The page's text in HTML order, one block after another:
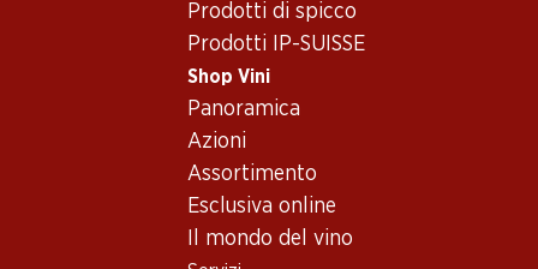
Prodotti di spicco
Prodotti IP-SUISSE
Shop Vini
Panoramica
Azioni
Assortimento
Esclusiva online
Il mondo del vino
Leopardo Vino Frizzante
varie regioni